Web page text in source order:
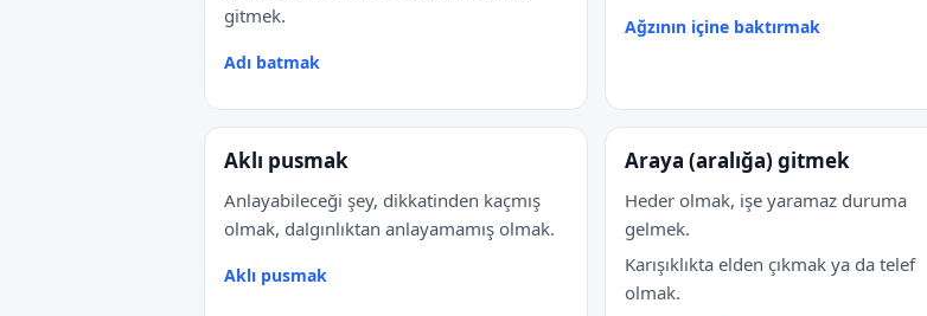
gitmek.
Adı batmak
Ağzının içine baktırmak
Aklı pusmak
Anlayabileceği şey, dikkatinden kaçmış
olmak, dalgınlıktan anlayamamış olmak.
Aklı pusmak
Araya (aralığa) gitmek
Heder olmak, işe yaramaz duruma
gelmek.
Karışıklıkta elden çıkmak ya da telef
olmak.